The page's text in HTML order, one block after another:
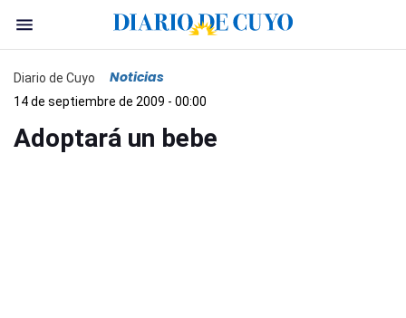
Diario de Cuyo Noticias
14 de septiembre de 2009 - 00:00
Adoptará un bebe